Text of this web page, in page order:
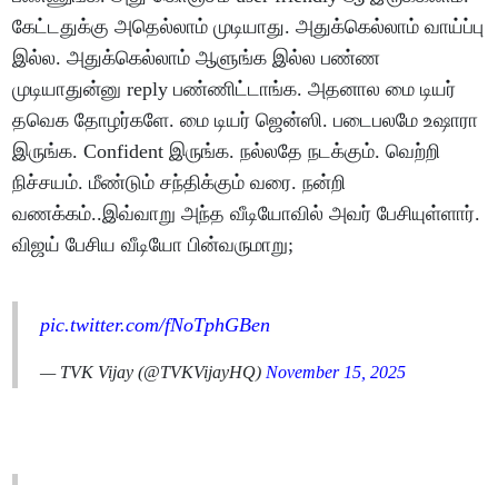
கேட்டதுக்கு அதெல்லாம் முடியாது. அதுக்கெல்லாம் வாய்ப்பு
இல்ல. அதுக்கெல்லாம் ஆளுங்க இல்ல பண்ண
முடியாதுன்னு reply பண்ணிட்டாங்க. அதனால மை டியர்
தவெக தோழர்களே. மை டியர் ஜென்ஸி. படைபலமே உஷாரா
இருங்க. Confident இருங்க. நல்லதே நடக்கும். வெற்றி
நிச்சயம். மீண்டும் சந்திக்கும் வரை. நன்றி
வணக்கம்..இவ்வாறு அந்த வீடியோவில் அவர் பேசியுள்ளார்.
விஜய் பேசிய வீடியோ பின்வருமாறு;
pic.twitter.com/fNoTphGBen
— TVK Vijay (@TVKVijayHQ) November 15, 2025